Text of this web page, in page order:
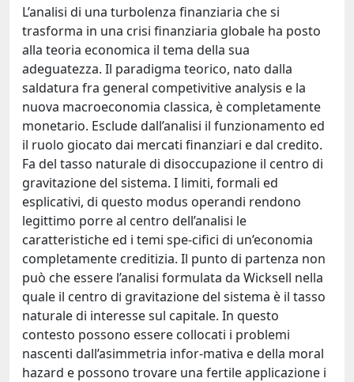
L’analisi di una turbolenza finanziaria che si
trasforma in una crisi finanziaria globale ha posto
alla teoria economica il tema della sua
adeguatezza. Il paradigma teorico, nato dalla
saldatura fra general competivitive analysis e la
nuova macroeconomia classica, è completamente
monetario. Esclude dall’analisi il funzionamento ed
il ruolo giocato dai mercati finanziari e dal credito.
Fa del tasso naturale di disoccupazione il centro di
gravitazione del sistema. I limiti, formali ed
esplicativi, di questo modus operandi rendono
legittimo porre al centro dell’analisi le
caratteristiche ed i temi spe-cifici di un’economia
completamente creditizia. Il punto di partenza non
può che essere l’analisi formulata da Wicksell nella
quale il centro di gravitazione del sistema è il tasso
naturale di interesse sul capitale. In questo
contesto possono essere collocati i problemi
nascenti dall’asimmetria infor-mativa e della moral
hazard e possono trovare una fertile applicazione i